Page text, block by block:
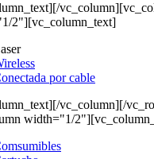
2"][vc_column_text]
por cable
vc_column][/
width="1/